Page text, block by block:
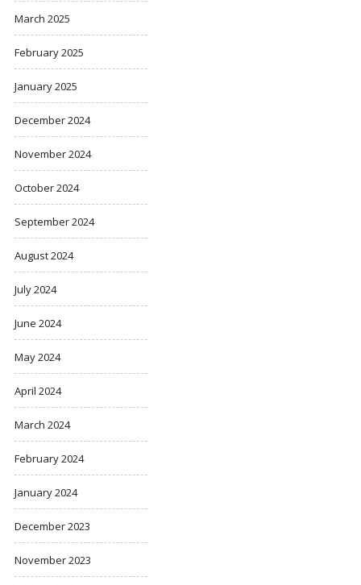
March 2025
February 2025
January 2025
December 2024
November 2024
October 2024
September 2024
August 2024
July 2024
June 2024
May 2024
April 2024
March 2024
February 2024
January 2024
December 2023
November 2023